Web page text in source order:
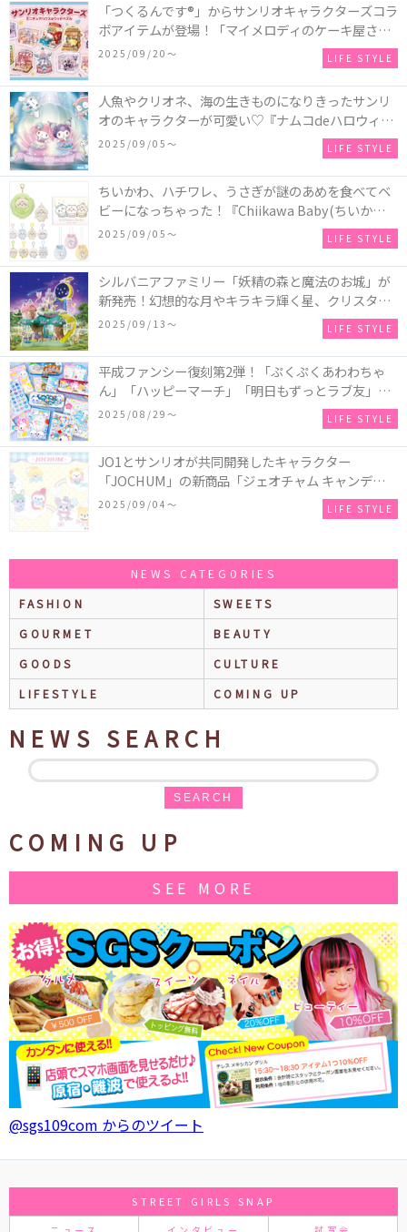
「つくるんです®」からサンリオキャラクターズコラ
ボアイテムが登場！「マイメロディのケーキ屋さ
ん」などミニチュアハウス8種類と、「シナモロール
のメリーゴーランド」などオルゴールで動く仕掛け
付きのウッドパズル2種類♪
2025/09/20〜 LIFE STYLE
人魚やクリオネ、海の生きものになりきったサンリ
オのキャラクターが可愛い♡『ナムコdeハロウィン
2025～マーメイドファンタジー～』全国のアミュー
ズメント施設「ナムコ」「ナムコオンラインクレー
ン」で開催！
2025/09/05〜 LIFE STYLE
ちいかわ、ハチワレ、うさぎが謎のあめを食べてベ
ビーになっちゃった！『Chiikawa Baby(ちいかわベ
ビー)』の催事を全国14か所で開催！
2025/09/05〜 LIFE STYLE
シルバニアファミリー「妖精の森と魔法のお城」が
新発売！幻想的な月やキラキラ輝く星、クリスタル
などの装飾がお城を彩る♡
2025/09/13〜 LIFE STYLE
平成ファンシー復刻第2弾！「ぷくぷくあわわちゃ
ん」「ハッピーマーチ」「明日もずっとラブ友」な
どの「カンペンケース」や「遊べるメモ帳」が発売
2025/08/29〜 LIFE STYLE
JO1とサンリオが共同開発したキャラクター
「JOCHUM」の新商品「ジェオチャム キャンディデ
ザインシリーズ」が発売！一部店舗限定で特別装飾
2025/09/04〜 LIFE STYLE
NEWS CATEGORIES
FASHION
SWEETS
GOURMET
BEAUTY
GOODS
CULTURE
LIFESTYLE
COMING UP
NEWS SEARCH
SEARCH
COMING UP
SEE MORE
@sgs109com からのツイート
STREET GIRLS SNAP